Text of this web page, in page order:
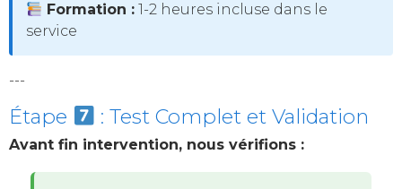
Formation : 1-2 heures incluse dans le
service
---
Étape : Test Complet et Validation
Avant fin intervention, nous vérifions :